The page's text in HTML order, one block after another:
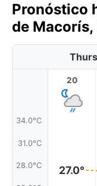
Pronóstico
de
34.0°C
31.0°C
28.0°C
20
27.0°